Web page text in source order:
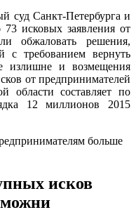
суд Санкт-Петербурга и
73 исковых заявления от
обжаловать решения,
с требованием вернуть
излишне и возмещения
от предпринимателей
области составляет по
12 миллионов 2015
исков